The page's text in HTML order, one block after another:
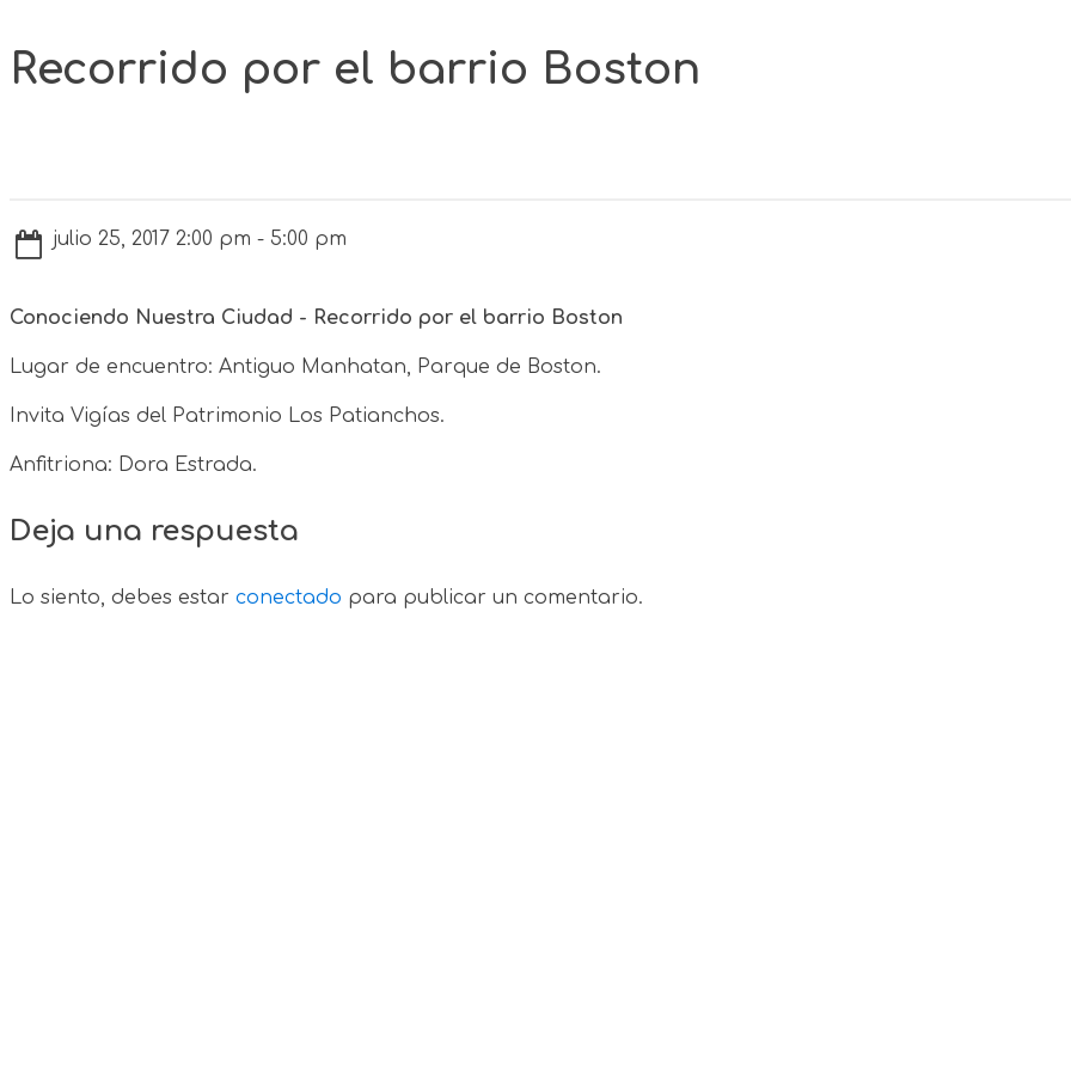
Recorrido por el barrio Boston
julio 25, 2017 2:00 pm - 5:00 pm
Conociendo Nuestra Ciudad - Recorrido por el barrio Boston
Lugar de encuentro: Antiguo Manhatan, Parque de Boston.
Invita Vigías del Patrimonio Los Patianchos.
Anfitriona: Dora Estrada.
Deja una respuesta
Lo siento, debes estar conectado para publicar un comentario.